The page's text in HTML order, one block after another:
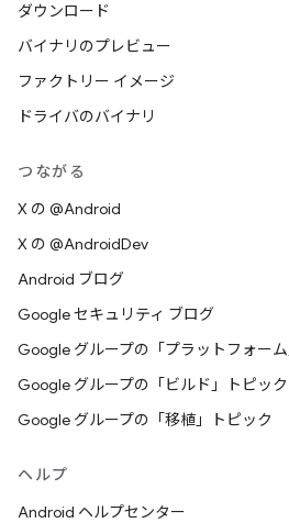
ダウンロード
バイナリのプレビュー
ファクトリー イメージ
ドライバのバイナリ
つながる
X の @Android
X の @AndroidDev
Android ブログ
Google セキュリティ ブログ
Google グループの「プラットフォー
Google グループの「ビルド」トピック
Google グループの「移植」トピック
ヘルプ
Android ヘルプセンター